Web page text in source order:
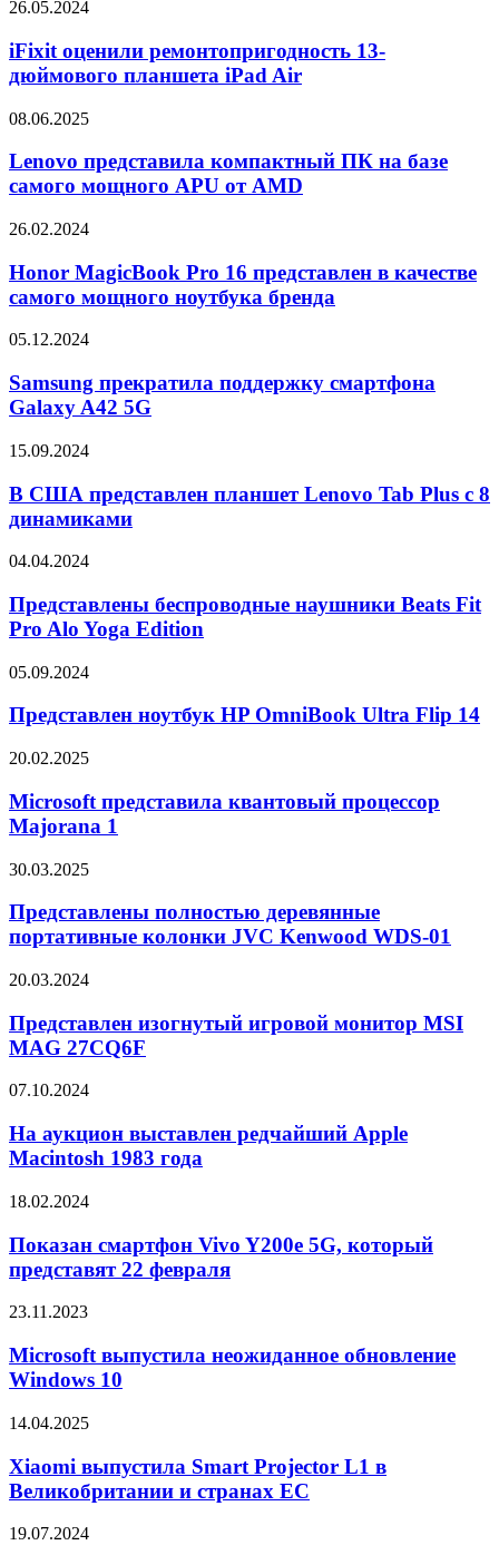
51F
iFixit
ремонтопригодность
13-
дюймового
iPad
26.05.2024
iFixit оценили ремонтопригодность 13-
дюймового планшета iPad Air
Lenovo
компактный
на
самого
APU
от
08.06.2025
Lenovo представила компактный ПК на базе
самого мощного APU от AMD
Honor
Pro
16
представлен
качестве
мощного
ноутбука
26.02.2024
Honor MagicBook Pro 16 представлен в качестве
самого мощного ноутбука бренда
Samsung
поддержку
смартфона
Galaxy
5G
05.12.2024
Samsung прекратила поддержку смартфона
Galaxy A42 5G
В
представлен
планшет
Lenovo
Plus
8
динамиками
15.09.2024
В США представлен планшет Lenovo Tab Plus с 8
динамиками
Представлены
наушники
Beats
Fit
Alo
Edition
04.04.2024
Представлены беспроводные наушники Beats Fit
Pro Alo Yoga Edition
Представлен
HP
OmniBook
Ultra
14
05.09.2024
Представлен ноутбук HP OmniBook Ultra Flip 14
Microsoft
квантовый
процессор
Majorana
20.02.2025
Microsoft представила квантовый процессор
Majorana 1
Представлены
деревянные
портативные
колонки
Kenwood
01
30.03.2025
Представлены полностью деревянные
портативные колонки JVC Kenwood WDS-01
Представлен
игровой
монитор
MSI
27CQ6F
20.03.2024
Представлен изогнутый игровой монитор MSI
MAG 27CQ6F
На
выставлен
редчайший
Apple
1983
07.10.2024
На аукцион выставлен редчайший Apple
Macintosh 1983 года
Показан
Vivo
Y200e
5G,
представят
февраля
18.02.2024
Показан смартфон Vivo Y200e 5G, который
представят 22 февраля
Microsoft
неожиданное
обновление
Windows
23.11.2023
Microsoft выпустила неожиданное обновление
Windows 10
Xiaomi
Smart
Projector
L1
Великобритании
14.04.2025
Xiaomi выпустила Smart Projector L1 в
Великобритании и странах ЕС
Раскрыты
19.07.2024